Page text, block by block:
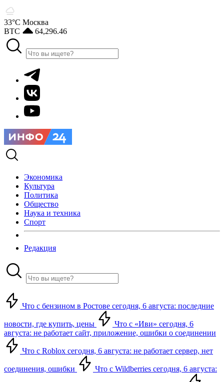
33°С Москва
BTC
64,296.46
Экономика
Культура
Политика
Общество
Наука и техника
Спорт
Редакция
Что с бензином в Ростове сегодня, 6 августа: последние
новости, где купить, цены
Что с «Иви» сегодня, 6
августа: не работает сайт, приложение, ошибки о соединении
Что с Roblox сегодня, 6 августа: не работает сервер, нет
соединения, ошибки Что с Wildberries сегодня, 6 августа: